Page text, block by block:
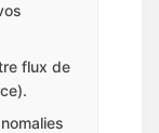
flux de